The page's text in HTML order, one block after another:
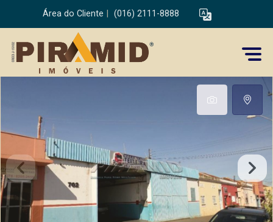
Área do Cliente (016) 2111-8888